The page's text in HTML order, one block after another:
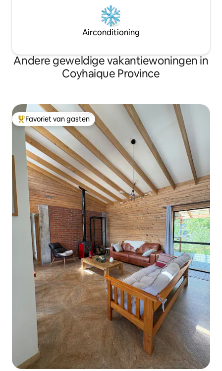
Airconditioning
Andere geweldige vakantiewoningen in
Coyhaique Province
Topfavoriet van gasten
Favoriet van gasten